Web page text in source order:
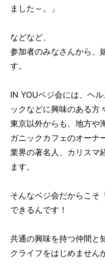
ました～。」
などなど、
参加者のみなさんから、
す。
IN YOUベジ会には、ヘ
ックなどに興味のある方
東京以外からも、地方や
ガニックカフェのオーナ
業界の著名人、カリスマ
ます。
そんなベジ会だからこそ
できるんです！
共通の興味を持つ仲間と
クライフをはじめません